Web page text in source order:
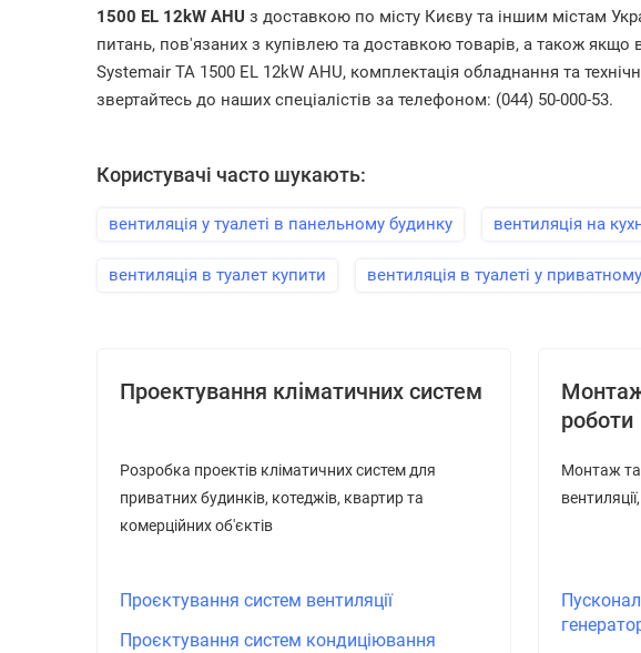
1500 EL 12kW AHU з доставкою по місту Києву та іншим містам
питань, пов'язаних з купівлею та доставкою товарів, а також якщо
Systemair TA 1500 EL 12kW AHU, комплектація обладнання та
звертайтесь до наших спеціалістів за телефоном: (044) 50-000-53.
Користувачі часто шукають:
вентиляція у туалеті в панельному будинку вентиляція на
вентиляція в туалет купити вентиляція в туалеті у
Проектування кліматичних систем
Розробка проектів кліматичних систем для
приватних будинків, котеджів, квартир та
комерційних об'єктів
Проєктування систем вентиляції
Проєктування систем кондиціювання
Монтаж
роботи
Монтаж та